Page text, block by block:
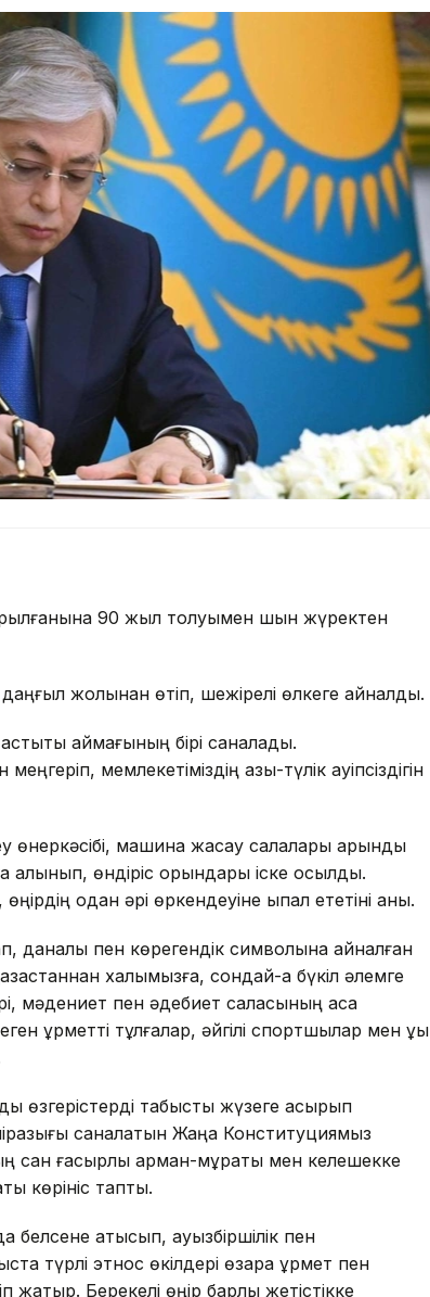
90 жыл толуымен шын жүректен
жолынан өтіп, шежірелі өлкеге айналды.
астықты аймағының бірі саналады.
мемлекетіміздің азық-түлік қауіпсіздігін
машина жасау салалары қарқынды
алынып, өндіріс орындары іске қосылды.
одан әрі өркендеуіне ықпал ететіні анық.
даналық пен көрегендік символына айналған
халқымызға, сондай-ақ бүкіл әлемге
мәдениет пен әдебиет саласының аса
құрметті тұлғалар, әйгілі спортшылар мен құқық
өзгерістерді табысты жүзеге асырып
саналатын Жаңа Конституциямыз
сан ғасырлық арман-мұраты мен келешекке
көрініс тапты.
қатысып, ауызбіршілік пен
түрлі этнос өкілдері өзара құрмет пен
жатыр. Берекелі өңір барлық жетістікке